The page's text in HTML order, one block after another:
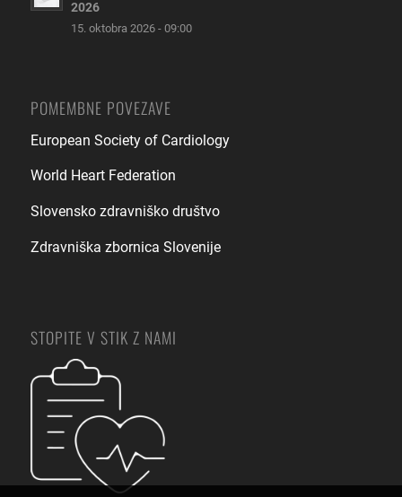
2026
15. oktobra 2026 - 09:00
POMEMBNE POVEZAVE
European Society of Cardiology
World Heart Federation
Slovensko zdravniško društvo
Zdravniška zbornica Slovenije
STOPITE V STIK Z NAMI